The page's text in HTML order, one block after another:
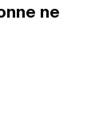
ne